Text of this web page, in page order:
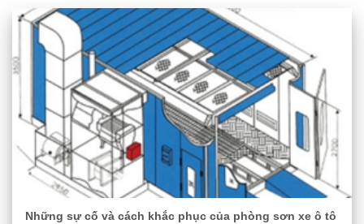
Những sự cố và cách khắc phục của phòng sơn xe ô tô